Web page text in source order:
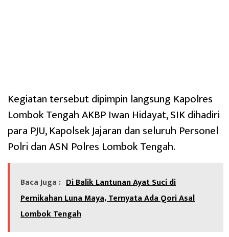
Kegiatan tersebut dipimpin langsung Kapolres
Lombok Tengah AKBP Iwan Hidayat, SIK dihadiri
para PJU, Kapolsek Jajaran dan seluruh Personel
Polri dan ASN Polres Lombok Tengah.
Baca Juga : Di Balik Lantunan Ayat Suci di
Pernikahan Luna Maya, Ternyata Ada Qori Asal
Lombok Tengah